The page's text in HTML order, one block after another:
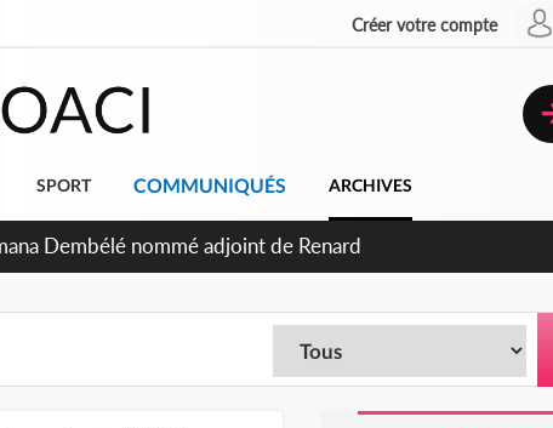
Créer votre compte
SPORT COMMUNIQUÉS ARCHIVES
Dembélé nommé adjoint de Renard